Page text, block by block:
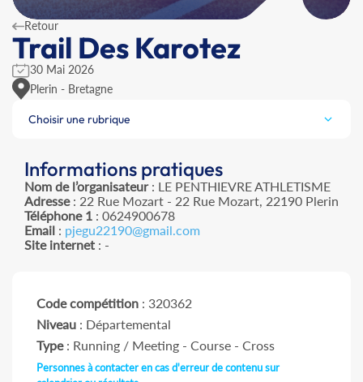
Retour
Trail Des Karotez
30 Mai 2026
Plerin - Bretagne
Choisir une rubrique
Informations pratiques
Nom de l’organisateur: LE PENTHIEVRE ATHLETISME
Adresse: 22 Rue Mozart - 22 Rue Mozart, 22190 Plerin
Téléphone 1 : 0624900678
Email : pjegu22190@gmail.com
Site internet : -
Code compétition : 320362
Niveau : Départemental
Type: Running / Meeting - Course - Cross
Personnes à contacter en cas d'erreur de contenu sur